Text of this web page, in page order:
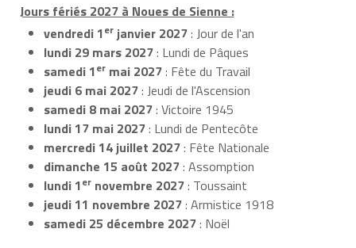
Jours fériés 2027 à Noues de Sienne :
vendredi 1er janvier 2027: Jour de l'an
lundi 29 mars 2027: Lundi de Pâques
samedi 1er mai 2027: Fête du Travail
jeudi 6 mai 2027: Jeudi de l'Ascension
samedi 8 mai 2027: Victoire 1945
lundi 17 mai 2027: Lundi de Pentecôte
mercredi 14 juillet 2027: Fête Nationale
dimanche 15 août 2027: Assomption
lundi 1er novembre 2027: Toussaint
jeudi 11 novembre 2027: Armistice 1918
samedi 25 décembre 2027: Noël